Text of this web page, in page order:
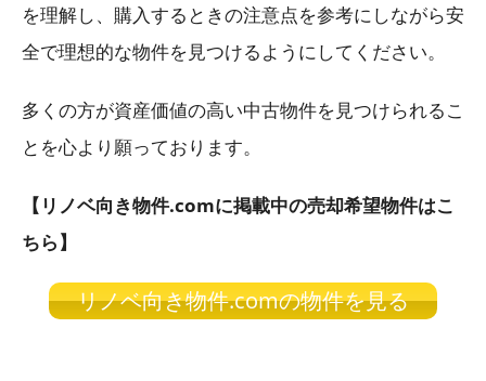
を理解し、購入するときの注意点を参考にしながら安
全で理想的な物件を見つけるようにしてください。
多くの方が資産価値の高い中古物件を見つけられるこ
とを心より願っております。
【リノベ向き物件.comに掲載中の売却希望物件はこ
ちら】
リノベ向き物件.comの物件を見る